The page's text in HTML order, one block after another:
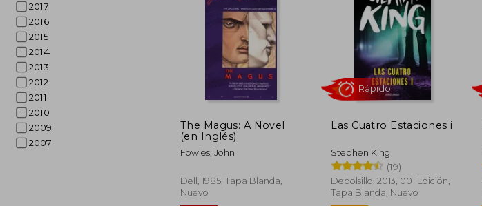
2017
2016
2015
2014
2013
2012
2011
2010
2009
2007
15%
dcto.
50%
dcto.
The Magus: A Novel
(en Inglés)
Fowles, John
Dell, 1985, Tapa Blanda,
Nuevo
Las Cuatro Estaciones i
Stephen King
(19)
Debolsillo, 2013, 001 Edición,
Tapa Blanda, Nuevo